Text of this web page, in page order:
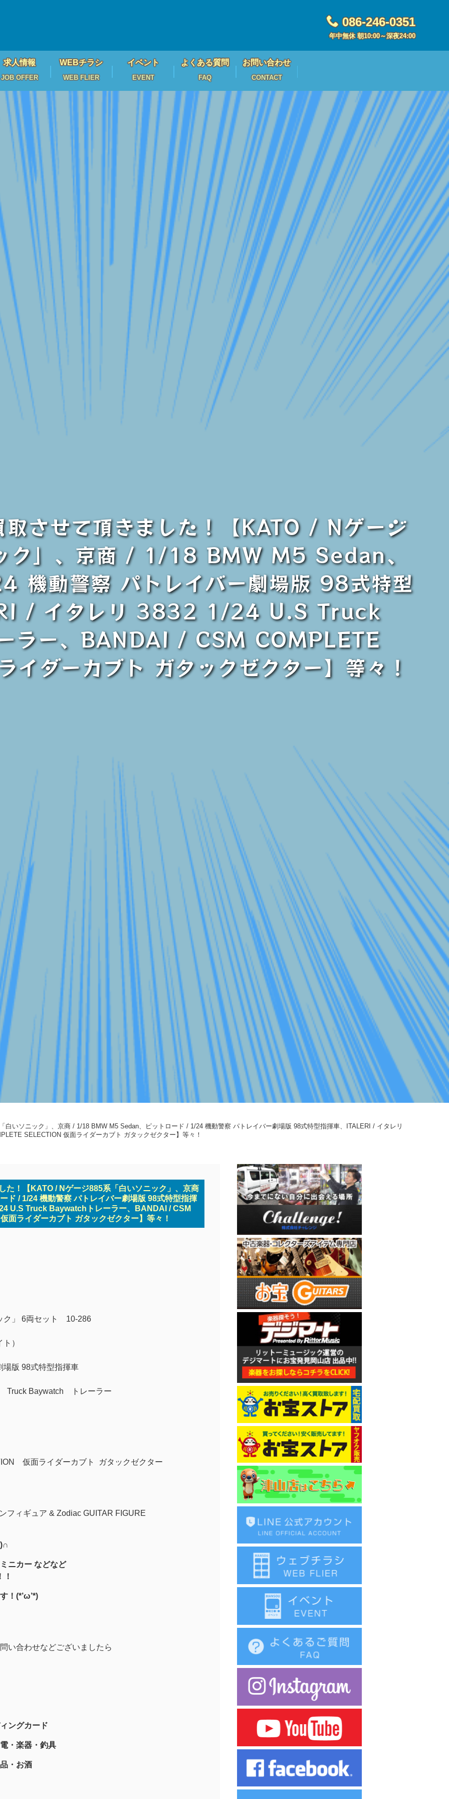
086-246-0351
年中無休 朝10:00～深夜24:00
求人情報
JOB OFFER
WEBチラシ
WEB FLIER
イベント
EVENT
よくある質問
FAQ
お問い合わせ
CONTACT
させて頂きました！【KATO / Nゲージ
ク」、京商 / 1/18 BMW M5 Sedan、
機動警察 パトレイバー劇場版 98式特型
/ イタレリ 3832 1/24 U.S Truck
ラー、BANDAI / CSM COMPLETE
ダーカブト ガタックゼクター】等々！
いソニック」、京商 / 1/18 BMW M5 Sedan、ピットロード / 1/24 機動警察 パトレイバー劇場版 98式特型指揮車、ITALERI / イタレリ
SELECTION 仮面ライダーカブト ガタックゼクター】等々！
た！【KATO / Nゲージ885系「白いソニック」、京商
ド / 1/24 機動警察 パトレイバー劇場版 98式特型指揮
U.S Truck Baywatchトレーラー、BANDAI / CSM
面ライダーカブト ガタックゼクター】等々！
ク」 6両セット 10-286
）
場版 98式特型指揮車
Baywatch トレーラー
仮面ライダーカブト ガタックゼクター
フィギュア & Zodiac GUITAR FIGURE
ニカー などなど
！
！(*’ω’*)
い合わせなどございましたら
ングカード
・楽器・釣具
・お酒